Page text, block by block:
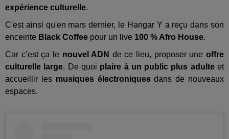
expérience culturelle.
C'est ainsi qu'en mars dernier, le Hangar Y a reçu dans son
enceinte Black Coffee pour un live 100 % Afro House.
Car c’est ça le nouvel ADN de ce lieu, proposer une offre
culturelle large. De quoi plaire à un public plus adulteet
accueillir les musiques électroniquesdans de nouveaux
espaces.